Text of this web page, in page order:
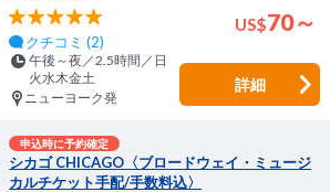
クチコミ (2)
US$70～
午後～夜／2.5時間／日
火水木金土
ニューヨーク発
詳細
申込時に予約確定
シカゴ CHICAGO〈ブロードウェイ・ミュージ
カルチケット手配/手数料込〉